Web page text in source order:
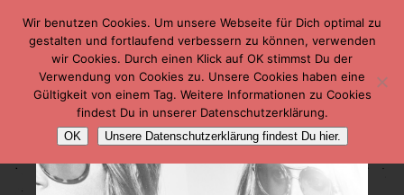
Wir benutzen Cookies. Um unsere Webseite für Dich optimal zu
gestalten und fortlaufend verbessern zu können, verwenden
wir Cookies. Durch einen Klick auf OK stimmst Du der
Verwendung von Cookies zu. Unsere Cookies haben eine
Gültigkeit von einem Tag. Weitere Informationen zu Cookies
findest Du in unserer Datenschutzerklärung.
OK Unsere Datenschutzerklärung findest Du hier.